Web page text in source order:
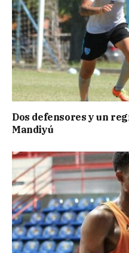
Dos defensores y un
Mandiyú